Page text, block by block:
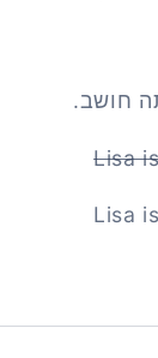
חושב.
Lisa
Lisa